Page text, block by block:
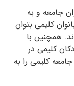
جامعه و به
کلیمی بتوان
همچنین با
کلیمی در
کلیمی را به